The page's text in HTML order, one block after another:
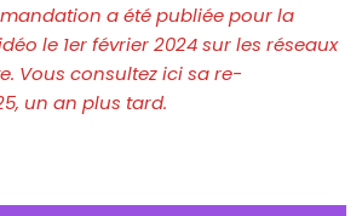
a été publiée pour la
le 1er février 2024 sur les réseaux
Vous consultez ici sa re-
un an plus tard.